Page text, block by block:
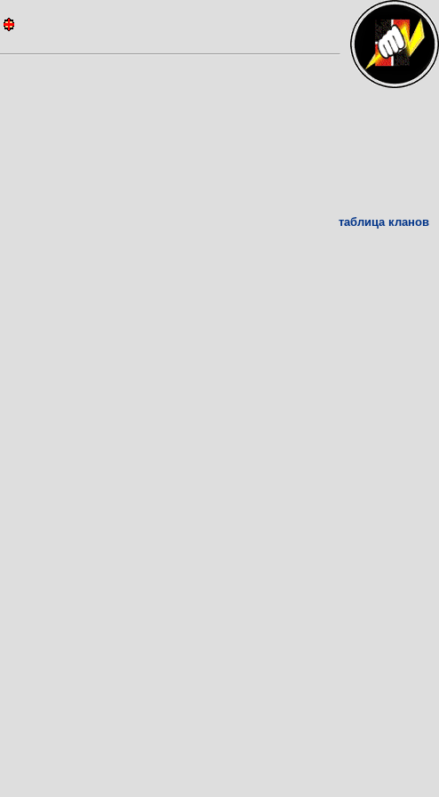
таблица кланов